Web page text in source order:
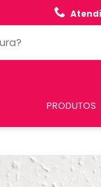
PRODUTOS